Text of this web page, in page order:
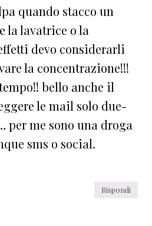
quando stacco un
la lavatrice o la
devo considerarli
la concentrazione!!!
bello anche il
le mail solo due-
per me sono una droga
sms o social.
Rispondi